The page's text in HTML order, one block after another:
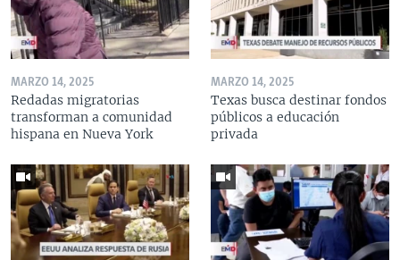
MARZO 14, 2025
Redadas migratorias
transforman a comunidad
hispana en Nueva York
MARZO 14, 2025
Texas busca destinar fondos
públicos a educación
privada